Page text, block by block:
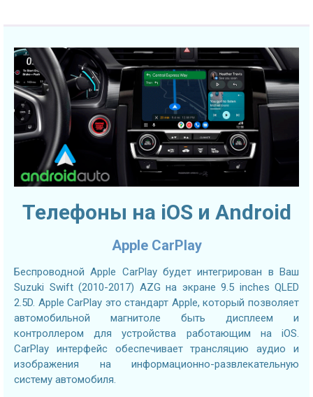
Телефоны на iOS и Android
Apple CarPlay
Беспроводной Apple CarPlay будет интегрирован в Ваш
Suzuki Swift (2010-2017) AZG на экране 9.5 inches QLED
2.5D. Apple CarPlay это стандарт Apple, который позволяет
автомобильной магнитоле быть дисплеем и
контроллером для устройства работающим на iOS.
CarPlay интерфейс обеспечивает трансляцию аудио и
изображения на информационно-развлекательную
систему автомобиля.